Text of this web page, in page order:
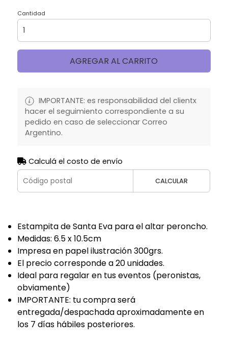
Cantidad
AGREGAR AL CARRITO
IMPORTANTE: es responsabilidad del clientx
hacer el seguimiento correspondiente a su
pedido en caso de seleccionar Correo
Argentino.
Calculá el costo de envío
CALCULAR
Estampita de Santa Eva para el altar peroncho.
Medidas: 6.5 x 10.5cm
Impresa en papel ilustración 300grs.
El precio corresponde a 20 unidades.
Ideal para regalar en tus eventos (peronistas,
obviamente)
IMPORTANTE: tu compra será
entregada/despachada aproximadamente en
los 7 días hábiles posteriores.